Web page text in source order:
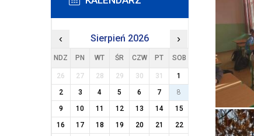
‹ Sierpień 2026 ›
NDZ PN WT ŚR CZW PT SOB
26 27 28 29 30 31
1
2
3 4 5 6 7
8
9
10 11 12 13 14
15
16
17 18 19 20 21
22